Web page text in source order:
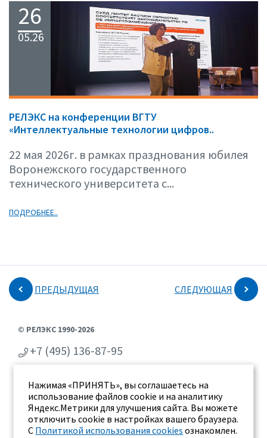
26
05.26
РЕЛЭКС на конференции ВГТУ
«Интеллектуальные технологии цифров..
22 мая 2026г. в рамках празднования юбилея
Воронежского государственного
технического университета с...
ПОДРОБНЕЕ..
ПРЕДЫДУЩАЯ СЛЕДУЮЩАЯ
Нажимая «ПРИНЯТЬ», вы соглашаетесь на
использование файлов cookie и на аналитику
Яндекс.Метрики для улучшения сайта. Вы можете
отключить cookie в настройках вашего браузера.
С Политикой использования cookies ознакомлен.
© РЕЛЭКС 1990-2026
+7 (495) 136-87-95
г. Воронеж, ул. Бахметьева 2Б